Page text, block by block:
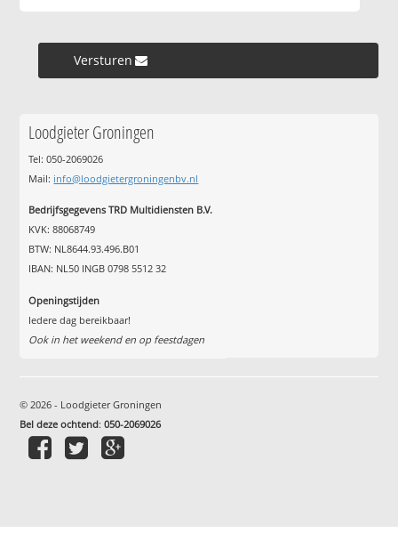
Versturen »
Loodgieter Groningen
Tel: 050-2069026
Mail: info@loodgietergroningenbv.nl
Bedrijfsgegevens TRD Multidiensten B.V.
KVK: 88068749
BTW: NL8644.93.496.B01
IBAN: NL50 INGB 0798 5512 32
Openingstijden
Iedere dag bereikbaar!
Ook in het weekend en op feestdagen
© 2026 - Loodgieter Groningen
Bel deze ochtend:050-2069026